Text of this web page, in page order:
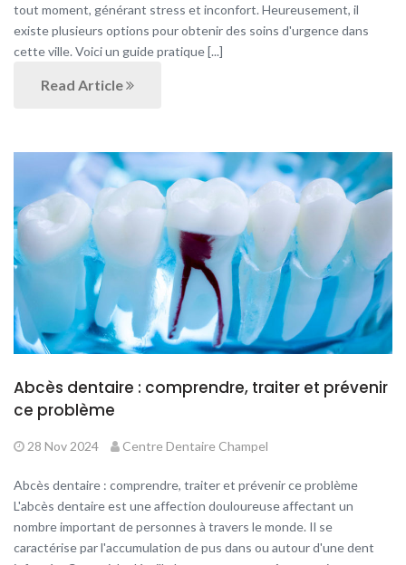
tout moment, générant stress et inconfort. Heureusement, il
existe plusieurs options pour obtenir des soins d'urgence dans
cette ville. Voici un guide pratique [...]
Read Article
Abcès dentaire : comprendre, traiter et prévenir
ce problème
28 Nov 2024 Centre Dentaire Champel
Abcès dentaire : comprendre, traiter et prévenir ce problème
L'abcès dentaire est une affection douloureuse affectant un
nombre important de personnes à travers le monde. Il se
caractérise par l'accumulation de pus dans ou autour d'une dent